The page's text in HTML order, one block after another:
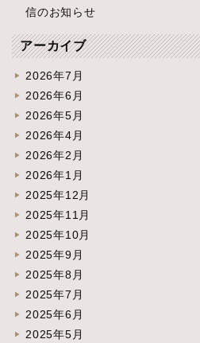
信のお知らせ
アーカイブ
2026年7月
2026年6月
2026年5月
2026年4月
2026年2月
2026年1月
2025年12月
2025年11月
2025年10月
2025年9月
2025年8月
2025年7月
2025年6月
2025年5月